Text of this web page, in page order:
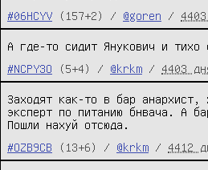
#06HCYV
(157+2) / @goren /
А где-то сидит Янукович и тихо
#NCPY3O
(5+4) / @krkm / 4403
Заходят как-то в бар анархист,
эксперт по питанию бнвача. А
Пошли нахуй отсюда.
#OZB9CB
(13+6) / @krkm / 4412